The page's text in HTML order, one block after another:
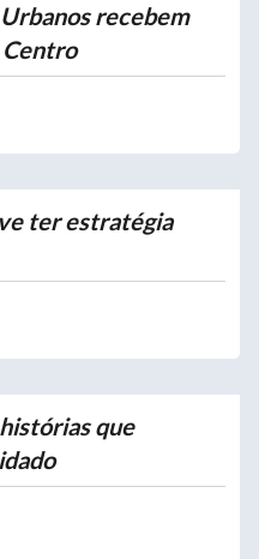
recebem
Centro
ter estratégia
que